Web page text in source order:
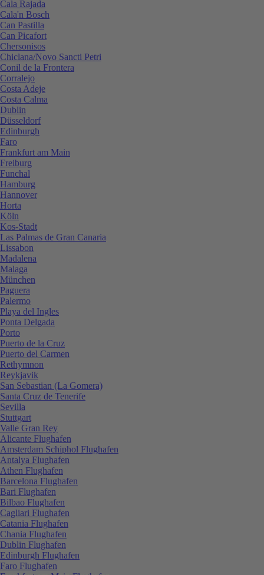
Cala Rajada
Cala'n Bosch
Can Pastilla
Can Picafort
Chersonisos
Chiclana/Novo Sancti Petri
Conil de la Frontera
Corralejo
Costa Adeje
Costa Calma
Dublin
Düsseldorf
Edinburgh
Faro
Frankfurt am Main
Freiburg
Funchal
Hamburg
Hannover
Horta
Köln
Kos-Stadt
Las Palmas de Gran Canaria
Lissabon
Madalena
Malaga
München
Paguera
Palermo
Playa del Ingles
Ponta Delgada
Porto
Puerto de la Cruz
Puerto del Carmen
Rethymnon
Reykjavik
San Sebastian (La Gomera)
Santa Cruz de Tenerife
Sevilla
Stuttgart
Valle Gran Rey
Alicante Flughafen
Amsterdam Schiphol Flughafen
Antalya Flughafen
Athen Flughafen
Barcelona Flughafen
Bari Flughafen
Bilbao Flughafen
Cagliari Flughafen
Catania Flughafen
Chania Flughafen
Dublin Flughafen
Edinburgh Flughafen
Faro Flughafen